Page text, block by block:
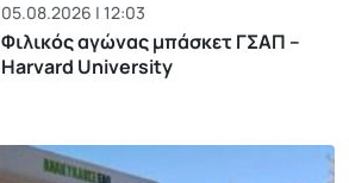
05.08.2026 | 12:03
Φιλικός αγώνας μπάσκετ ΓΣΑΠ –
Harvard University